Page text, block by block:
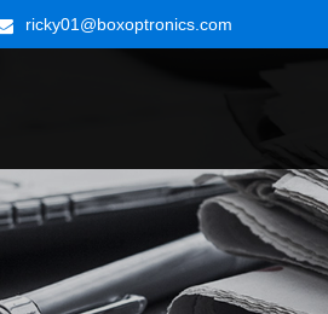
ricky01@boxoptronics.com